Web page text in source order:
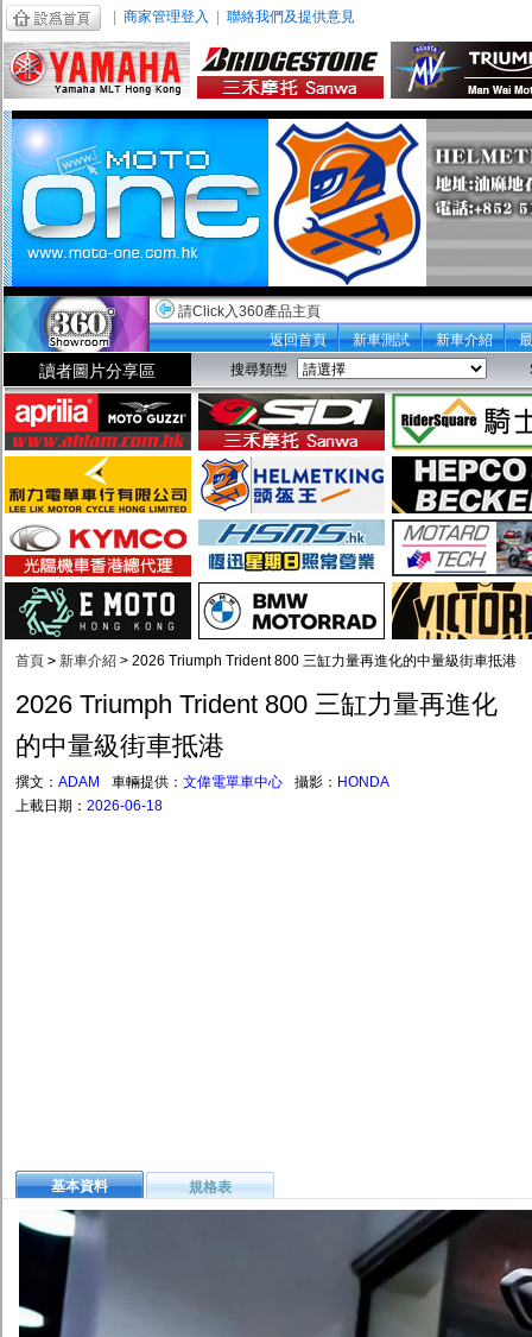
商家管理登入 聯絡我們及提供意見
請Click入360產品主頁
返回首頁
新車測試 新車介紹
讀者圖片分享區 搜尋類型
首頁 > 新車介紹 > 2026 Triumph Trident 800 三缸力量再進化的中量級街車抵港
2026 Triumph Trident 800 三缸力量再進化
的中量級街車抵港
撰文： ADAM 車輛提供： 文偉電單車中心 攝影： HONDA
上載日期： 2026-06-18
基本資料 規格表